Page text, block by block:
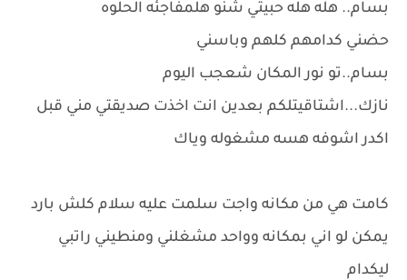
بسام.. هله هله حبيتي شنو هلمفاجئه الحلوه
حضني كدامهم كلهم وباسني
بسام..تو نور المكان شعجب اليوم
نازك...اشتاقيتلكم بعدين انت اخذت صديقتي مني قبل
اكدر اشوفه هسه مشغوله وياك
كامت هي من مكانه واجت سلمت عليه سلام كلش بارد
يمكن لو اني بمكانه وواحد مشغلني ومنطيني راتبي
ليكدام